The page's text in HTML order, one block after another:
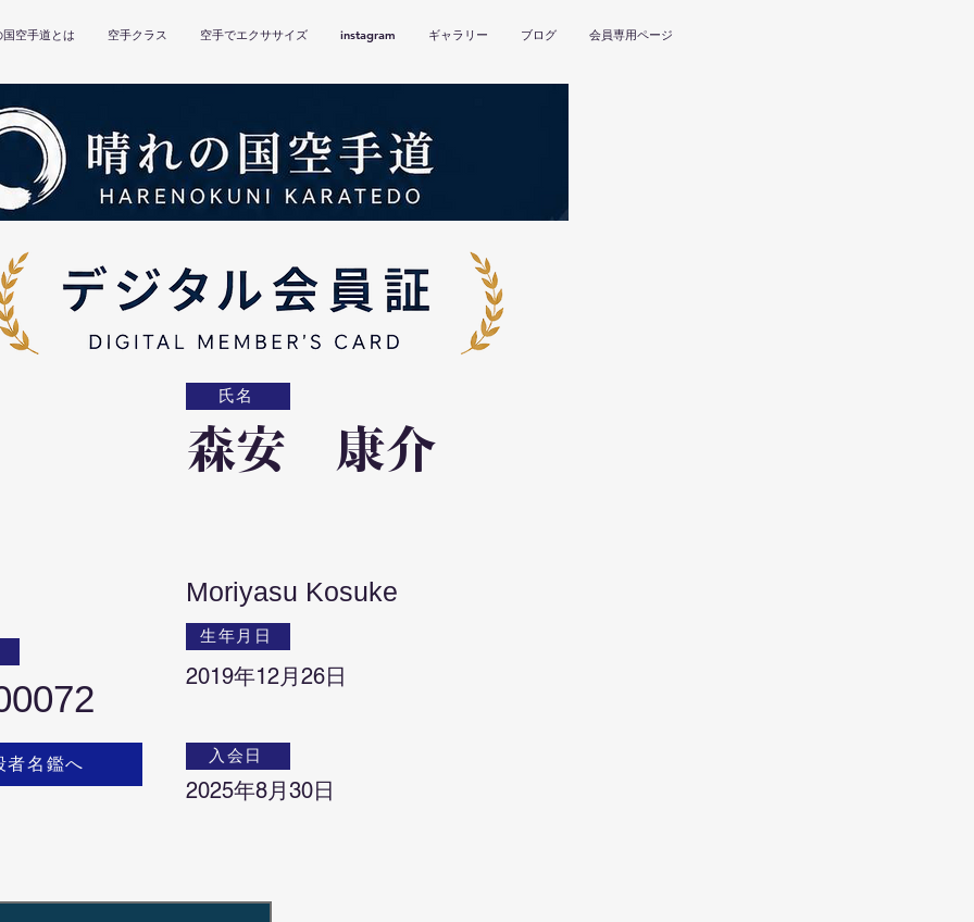
空手道とは 空手クラス 空手でエクササイズ instagram ギャラリー ブログ 会員専用ページ
氏名
森安 康介
Moriyasu Kosuke
者名鑑へ
生年月日
2019年12月26日
入会日
2025年8月30日